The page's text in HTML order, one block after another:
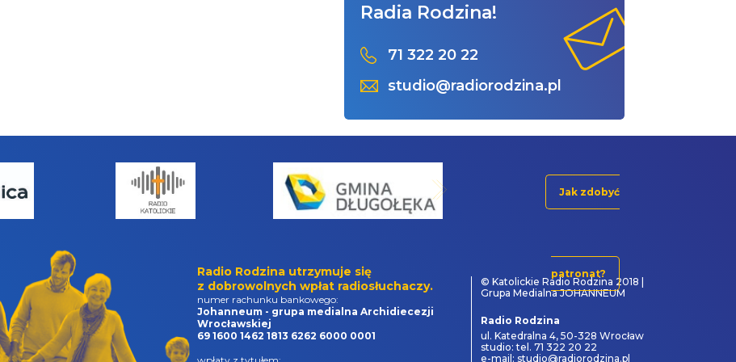
Radia Rodzina!
71 322 20 22
studio@radiorodzina.pl
Jak zdobyć
patronat?
Radio Rodzina utrzymuje się
z dobrowolnych wpłat radiosłuchaczy.
numer rachunku bankowego:
Johanneum - grupa medialna Archidiecezji
Wrocławskiej
69 1600 1462 1813 6262 6000 0001
© Katolickie Radio Rodzina 2018 |
Grupa Medialna JOHANNEUM
Radio Rodzina
ul. Katedralna 4, 50-328 Wrocław
studio: tel. 71 322 20 22
e-mail: studio@radiorodzina.pl